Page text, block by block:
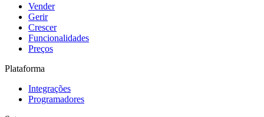
Vender
Gerir
Crescer
Funcionalidades
Preços
Plataforma
Integrações
Programadores